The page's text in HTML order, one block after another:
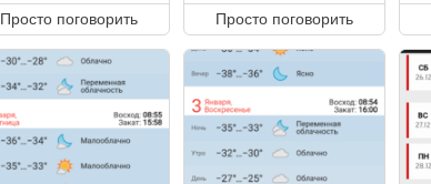
Просто поговорить Просто поговорить